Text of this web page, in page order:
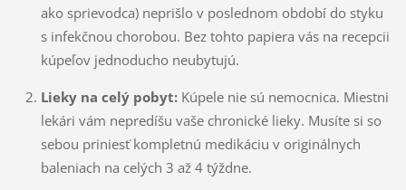
ako sprievodca) neprišlo v poslednom období do styku
s infekčnou chorobou. Bez tohto papiera vás na recepcii
kúpeľov jednoducho neubytujú.
Lieky na celý pobyt:Kúpele nie sú nemocnica. Miestni
lekári vám nepredíšu vaše chronické lieky. Musíte si so
sebou priniesť kompletnú medikáciu v originálnych
baleniach na celých 3 až 4 týždne.